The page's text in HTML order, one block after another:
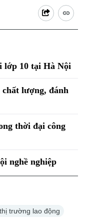
lớp 10 tại Hà Nội
lượng, đánh
thời đại công
nghề nghiệp
thị trường lao động